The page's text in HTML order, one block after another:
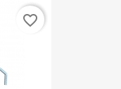
favorite_border